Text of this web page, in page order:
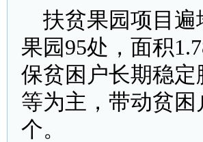
扶贫果园项目遍
果园95处，面积
保贫困户长期稳
等为主，带动贫
个。